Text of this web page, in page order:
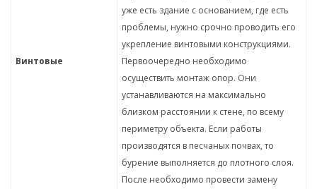
Винтовые
уже есть здание с основанием, где есть
проблемы, нужно срочно проводить его
укрепление винтовыми конструкциями.
Первоочередно необходимо
осуществить монтаж опор. Они
устанавливаются на максимально
близком расстоянии к стене, по всему
периметру объекта. Если работы
производятся в песчаных почвах, то
бурение выполняется до плотного слоя.
После необходимо провести замену